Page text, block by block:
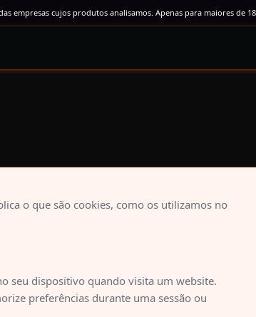
empresas cujos produtos analisamos. Apenas para maiores de
o que são cookies, como os utilizamos no
seu dispositivo quando visita um website.
preferências durante uma sessão ou